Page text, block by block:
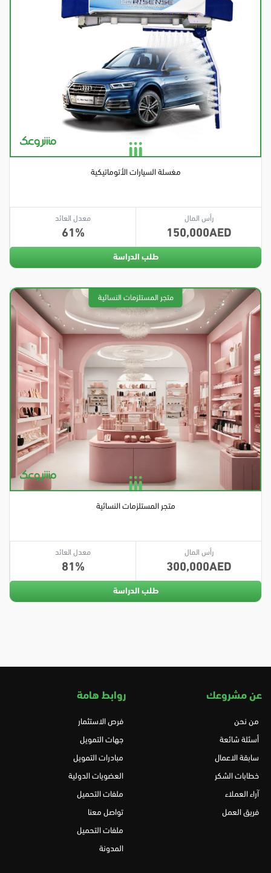
مغسلة السيارات الأتوماتيكية
رأس المال
150,000
معدل العائد
61
طلب الدراسة
متجر المستلزمات النسائية
رأس المال
300,000
معدل العائد
81
طلب الدراسة
عن مشروعك
من نحن
أسئلة شائعة
سابقة الاعمال
خطابات الشكر
آراء العملاء
فريق العمل
روابط هامة
فرص الاستثمار
جهات التمويل
مبادرات التمويل
العضويات الدولية
ملفات التحميل
تواصل معنا
ملفات التحميل
المدونة